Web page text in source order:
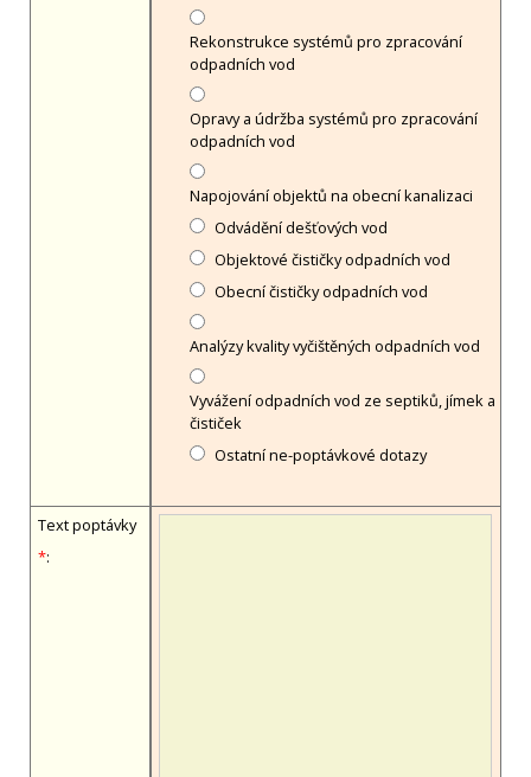
Rekonstrukce systémů pro zpracování
odpadních vod
Opravy a údržba systémů pro zpracování
odpadních vod
Napojování objektů na obecní kanalizaci
Odvádění dešťových vod
Objektové čističky odpadních vod
Obecní čističky odpadních vod
Analýzy kvality vyčištěných odpadních vod
Vyvážení odpadních vod ze septiků, jímek a
čističek
Ostatní ne-poptávkové dotazy
Text poptávky
*: